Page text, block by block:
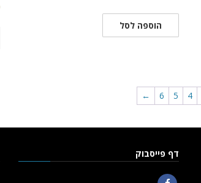
הוספה לסל
4
5
6
←
דף פייסבוק